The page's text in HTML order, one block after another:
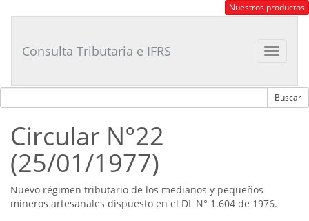
Tributario
Nuestros productos
Toggle
Consulta Tributaria e IFRS
Circular N°22
(25/01/1977)
Nuevo régimen tributario de los medianos y pequeños
mineros artesanales dispuesto en el DL N° 1.604 de 1976.